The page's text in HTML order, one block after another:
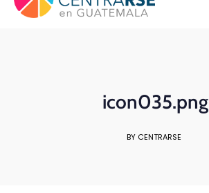
icon035.png
BY CENTRARSE